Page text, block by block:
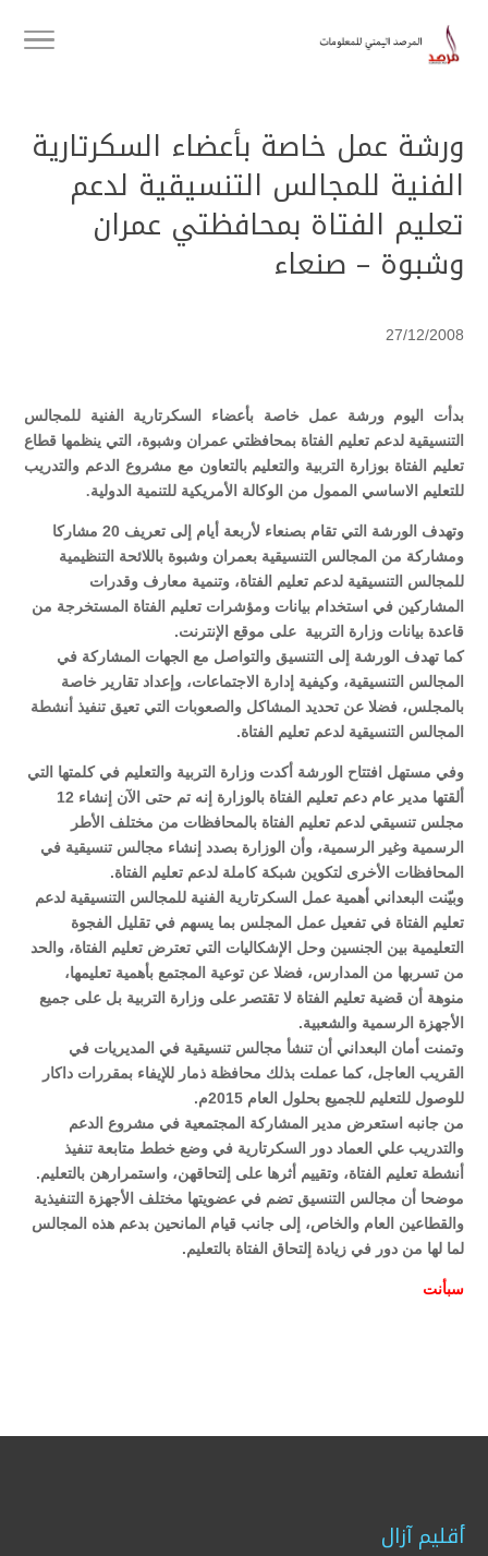
ورشة عمل خاصة بأعضاء السكرتارية
الفنية للمجالس التنسيقية لدعم
تعليم الفتاة بمحافظتي عمران
وشبوة – صنعاء
27/12/2008
بدأت اليوم ورشة عمل خاصة بأعضاء السكرتارية الفنية للمجالس
التنسيقية لدعم تعليم الفتاة بمحافظتي عمران وشبوة، التي ينظمها قطاع
تعليم الفتاة بوزارة التربية والتعليم بالتعاون مع مشروع الدعم والتدريب
للتعليم الاساسي الممول من الوكالة الأمريكية للتنمية الدولية.
وتهدف الورشة التي تقام بصنعاء لأربعة أيام إلى تعريف 20 مشاركا
ومشاركة من المجالس التنسيقية بعمران وشبوة باللائحة التنظيمية
للمجالس التنسيقية لدعم تعليم الفتاة، وتنمية معارف وقدرات
المشاركين في استخدام بيانات ومؤشرات تعليم الفتاة المستخرجة من
قاعدة بيانات وزارة التربية على موقع الإنترنت.
كما تهدف الورشة إلى التنسيق والتواصل مع الجهات المشاركة في
المجالس التنسيقية، وكيفية إدارة الاجتماعات، وإعداد تقارير خاصة
بالمجلس، فضلا عن تحديد المشاكل والصعوبات التي تعيق تنفيذ أنشطة
المجالس التنسيقية لدعم تعليم الفتاة.
وفي مستهل افتتاح الورشة أكدت وزارة التربية والتعليم في كلمتها التي
ألقتها مدير عام دعم تعليم الفتاة بالوزارة إنه تم حتى الآن إنشاء 12
مجلس تنسيقي لدعم تعليم الفتاة بالمحافظات من مختلف الأطر
الرسمية وغير الرسمية، وأن الوزارة بصدد إنشاء مجالس تنسيقية في
المحافظات الأخرى لتكوين شبكة كاملة لدعم تعليم الفتاة.
وبيّنت البعداني أهمية عمل السكرتارية الفنية للمجالس التنسيقية لدعم
تعليم الفتاة في تفعيل عمل المجلس بما يسهم في تقليل الفجوة
التعليمية بين الجنسين وحل الإشكاليات التي تعترض تعليم الفتاة، والحد
من تسربها من المدارس، فضلا عن توعية المجتمع بأهمية تعليمها،
منوهة أن قضية تعليم الفتاة لا تقتصر على وزارة التربية بل على جميع
الأجهزة الرسمية والشعبية.
وتمنت أمان البعداني أن تنشأ مجالس تنسيقية في المديريات في
القريب العاجل، كما عملت بذلك محافظة ذمار للإيفاء بمقررات داكار
للوصول للتعليم للجميع بحلول العام 2015م.
من جانبه استعرض مدير المشاركة المجتمعية في مشروع الدعم
والتدريب علي العماد دور السكرتارية في وضع خطط متابعة تنفيذ
أنشطة تعليم الفتاة، وتقييم أثرها على إلتحاقهن، واستمرارهن بالتعليم.
موضحا أن مجالس التنسيق تضم في عضويتها مختلف الأجهزة التنفيذية
والقطاعين العام والخاص، إلى جانب قيام المانحين بدعم هذه المجالس
لما لها من دور في زيادة إلتحاق الفتاة بالتعليم.
سبأنت
أقليم آزال